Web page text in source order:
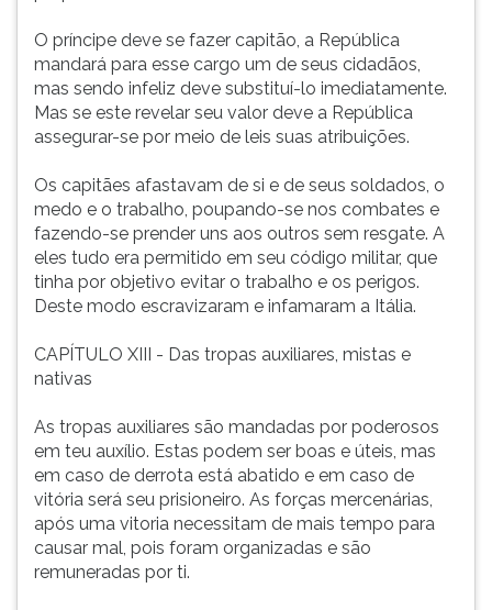
O príncipe deve se fazer capitão, a República
mandará para esse cargo um de seus cidadãos,
mas sendo infeliz deve substituí-lo imediatamente.
Mas se este revelar seu valor deve a República
assegurar-se por meio de leis suas atribuições.
Os capitães afastavam de si e de seus soldados, o
medo e o trabalho, poupando-se nos combates e
fazendo-se prender uns aos outros sem resgate. A
eles tudo era permitido em seu código militar, que
tinha por objetivo evitar o trabalho e os perigos.
Deste modo escravizaram e infamaram a Itália.
CAPÍTULO XIII - Das tropas auxiliares, mistas e
nativas
As tropas auxiliares são mandadas por poderosos
em teu auxílio. Estas podem ser boas e úteis, mas
em caso de derrota está abatido e em caso de
vitória será seu prisioneiro. As forças mercenárias,
após uma vitoria necessitam de mais tempo para
causar mal, pois foram organizadas e são
remuneradas por ti.